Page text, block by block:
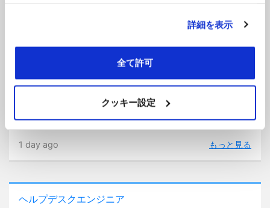
詳細を表示
全て許可
クッキー設定
1 day ago もっと見る
Operations Coordinator
イングランド南西部 | £32,000 - 35,000
1 day ago もっと見る
ヘルプデスクエンジニア